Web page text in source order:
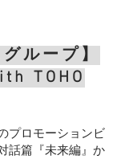
ループ】
TOHO
プロモーションビ
話篇『未来編』か